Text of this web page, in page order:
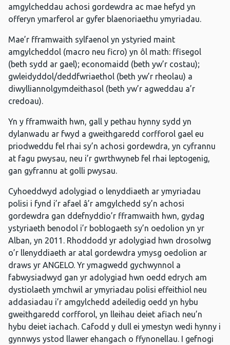
amgylcheddau achosi gordewdra ac mae hefyd yn
offeryn ymarferol ar gyfer blaenoriaethu ymyriadau.
Mae’r fframwaith sylfaenol yn ystyried maint
amgylcheddol (macro neu ficro) yn ôl math: ffisegol
(beth sydd ar gael); economaidd (beth yw’r costau);
gwleidyddol/deddfwriaethol (beth yw’r rheolau) a
diwylliannolgymdeithasol (beth yw’r agweddau a’r
credoau).
Yn y fframwaith hwn, gall y pethau hynny sydd yn
dylanwadu ar fwyd a gweithgaredd corfforol gael eu
priodweddu fel rhai sy’n achosi gordewdra, yn cyfrannu
at fagu pwysau, neu i’r gwrthwyneb fel rhai leptogenig,
gan gyfrannu at golli pwysau.
Cyhoeddwyd adolygiad o lenyddiaeth ar ymyriadau
polisi i fynd i’r afael â’r amgylchedd sy’n achosi
gordewdra gan ddefnyddio’r fframwaith hwn, gydag
ystyriaeth benodol i’r boblogaeth sy’n oedolion yn yr
Alban, yn 2011. Rhoddodd yr adolygiad hwn drosolwg
o’r llenyddiaeth ar atal gordewdra ymysg oedolion ar
draws yr ANGELO. Yr ymagwedd gychwynnol a
fabwysiadwyd gan yr adolygiad hwn oedd edrych am
dystiolaeth ymchwil ar ymyriadau polisi effeithiol neu
addasiadau i’r amgylchedd adeiledig oedd yn hybu
gweithgaredd corfforol, yn lleihau deiet afiach neu’n
hybu deiet iachach. Cafodd y dull ei ymestyn wedi hynny i
gynnwys ystod llawer ehangach o ffynonellau. I gefnogi